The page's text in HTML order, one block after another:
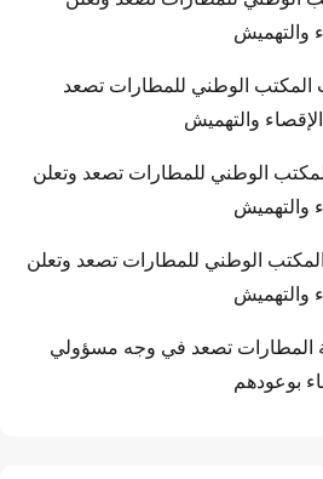
والتهميش
المكتب الوطني للمطارات تصعد
والتهميش
الوطني للمطارات تصعد وتعلن
والتهميش
الوطني للمطارات تصعد وتعلن
والتهميش
المطارات تصعد في وجه مسؤولي
بوعودهم